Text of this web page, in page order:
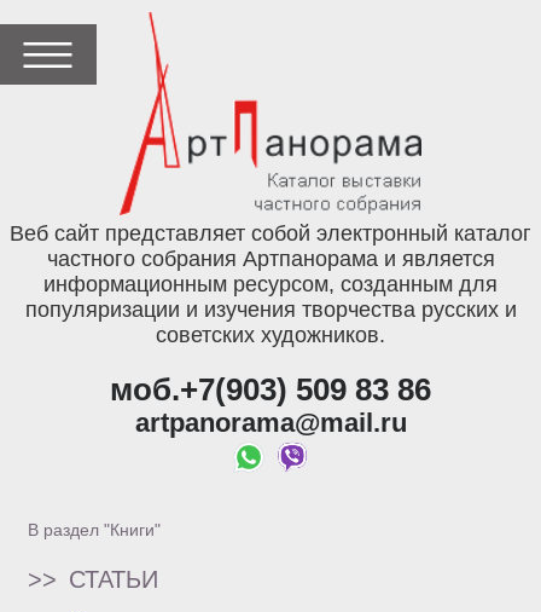
Веб сайт представляет собой электронный каталог
частного собрания Артпанорама и является
информационным ресурсом, созданным для
популяризации и изучения творчества русских и
советских художников.
моб.+7(903) 509 83 86
artpanorama@mail.ru
В раздел "Книги"
>> СТАТЬИ